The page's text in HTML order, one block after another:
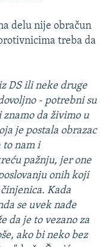
delu nije obračun
treba da
DS ili neke druge
- potrebni su
da živimo u
je postala obrazac
to nam i
pažnju, jer one
onih koji
Kada
se uvek nađe
da je to vezano za
ako bi neko bez